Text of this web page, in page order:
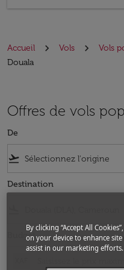
Accueil Vols Vols
Douala
Offres de vols
De
flight_takeoff
Destination
Budget
By clicking “Accept All
on your device to enhance
assist in our marketing efforts.